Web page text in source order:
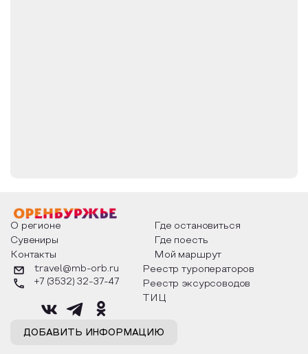
великолепными видеоэкологическими
качествами, которые по достоинству оценят
художники, фотографы и специалисты пейзажной
киносъемки.
О регионе
Где остановиться
Сувениры
Где поесть
Контакты
Мой маршрут
ДОБАВИТЬ ИНФОРМАЦИЮ
travel@mb-orb.ru
+7 (3532) 32-37-47
Реестр туроператоров
Реестр эксурсоводов
ТИЦ